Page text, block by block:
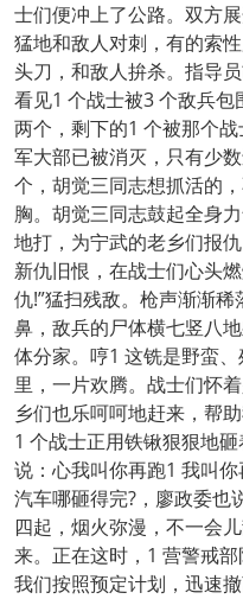
士们便冲上了公路。双方
猛地和敌人对刺，有的索
头刀，和敌人拚杀。指导
看见1 个战士被3 个敌兵
两个，剩下的1 个被那个
军大部已被消灭，只有少
个，胡觉三同志想抓活的
胸。胡觉三同志鼓起全身
地打，为宁武的老乡们报仇
新仇旧恨，在战士们心头
仇!”猛扫残敌。枪声渐渐
鼻，敌兵的尸体横七竖八
体分家。哼1 这铣是野蛮
里，一片欢腾。战士们怀
乡们也乐呵呵地赶来，帮
1 个战士正用铁锹狠狠地
说：心我叫你再跑1 我叫
汽车哪砸得完?，廖政委也
四起，烟火弥漫，不一会
来。正在这时，1 营警戒部
我们按照预定计划，迅速撤